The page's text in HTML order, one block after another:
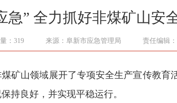
急” 全力抓好非煤矿山安
：319 来源：阜新市应急管理局 责任编辑
矿山领域展开了专项安全生产宣传教育
持良好，并实现平稳运行。